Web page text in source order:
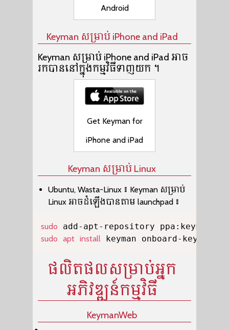
Android
Keyman សម្រាប់ iPhone and iPad
Keyman សម្រាប់ iPhone and iPad អាច
រកបាននៅក្នុងកម្មវិធីទាញយក។
Get Keyman for
iPhone and iPad
Keyman សម្រាប់ Linux
Ubuntu, Wasta-Linux៖ Keyman សម្រាប់
Linux អាចដំឡើងបានតាម launchpad៖
sudo
sudo apt install keyman onboard-keyman
ផលិតផលសម្រាប់អ្នក
អភិវឌ្ឍន៍កម្មវិធី
KeymanWeb